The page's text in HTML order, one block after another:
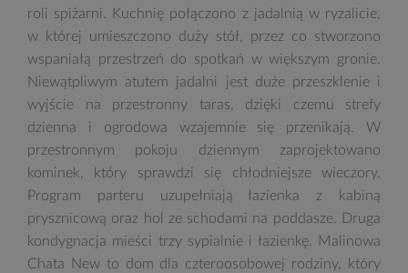
roli spiżarni. Kuchnię połączono z jadalnią w ryzalicie,
w której umieszczono duży stół, przez co stworzono
wspaniałą przestrzeń do spotkań w większym gronie.
Niewątpliwym atutem jadalni jest duże przeszklenie i
wyjście na przestronny taras, dzięki czemu strefy
dzienna i ogrodowa wzajemnie się przenikają. W
przestronnym pokoju dziennym zaprojektowano
kominek, który sprawdzi się chłodniejsze wieczory.
Program parteru uzupełniają łazienka z kabiną
prysznicową oraz hol ze schodami na poddasze. Druga
kondygnacja mieści trzy sypialnie i łazienkę. Malinowa
Chata New to dom dla czteroosobowej rodziny, który